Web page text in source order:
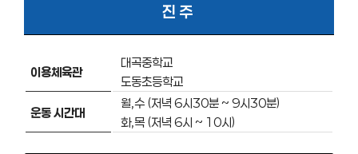
진 주
이용체육관
대곡중학교
도동초등학교
운동 시간대
월,수 (저녁 6시30분 ~ 9시30분)
화,목 (저녁 6시 ~ 10시)